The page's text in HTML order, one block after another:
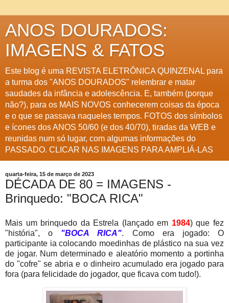
ANOS DOURADOS:
IMAGENS & FATOS
Este blog é uma REVISTA ELETRÔNICA QUINZENAL para
a turma dos "ANOS DOURADOS" relembrar e matar
saudades da infância e adolescência. E, também (porque
não?), para os MAIS NOVOS conhecerem coisas da época
e o que se passava naqueles tempos. FOTOS dos símbolos
e ícones dos ANOS 50/60 (e dos 40/70), tiradas da WEB e
reunidas num só lugar, com algumas informações do
PASSADO. CLICAR NAS IMAGENS PARA AMPLIÁ-LAS
quarta-feira, 15 de março de 2023
DÉCADA DE 80 = IMAGENS -
Brinquedo: "BOCA RICA"
Mais um brinquedo da Estrela (lançado em 1984) que fez
"história", o "BOCA RICA". Como era jogado: O
participante ia colocando moedinhas de plástico na sua vez
de jogar. Num determinado e aleatório momento a portinha
do "cofre" se abria e o dinheiro acumulado era jogado para
fora (para felicidade do jogador, que ficava com tudo!).